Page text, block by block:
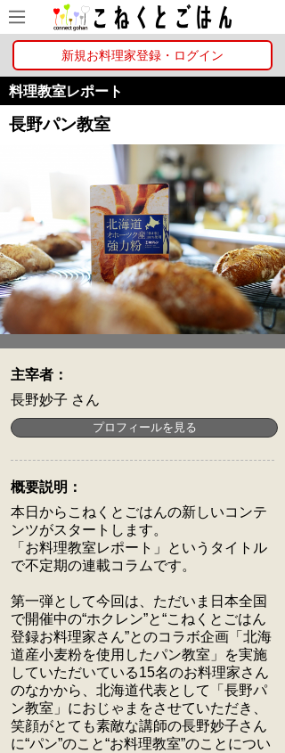
新規お料理家登録・ログイン
料理教室レポート
長野パン教室
主宰者：
長野妙子 さん
概要説明：
本日からこねくとごはんの新しいコンテ
ンツがスタートします。
「お料理教室レポート」というタイトル
で不定期の連載コラムです。
第一弾として今回は、ただいま日本全国
で開催中の“ホクレン”と“こねくとごはん
登録お料理家さん”とのコラボ企画「北海
道産小麦粉を使用したパン教室」を実施
していただいている15名のお料理家さん
のなかから、北海道代表として「長野パ
ン教室」におじゃまをさせていただき、
笑顔がとても素敵な講師の長野妙子さん
に“パン”のこと“お料理教室”のことについ